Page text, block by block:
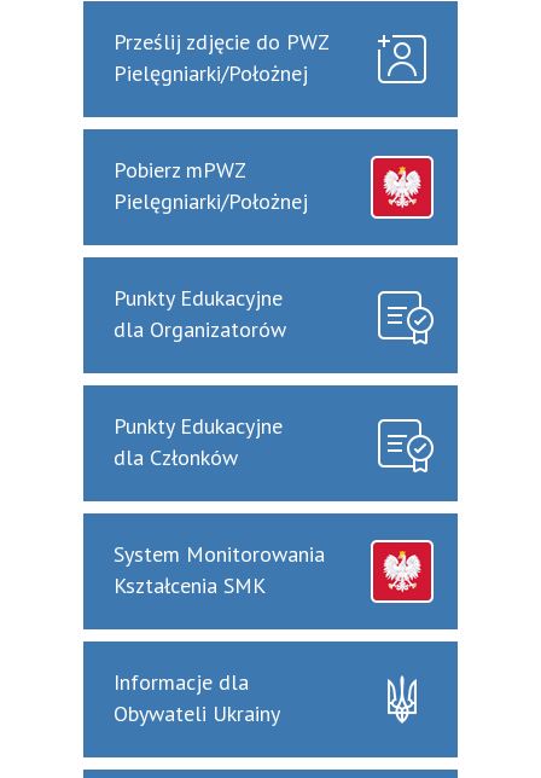
Prześlij zdjęcie do PWZ
Pielęgniarki/Położnej
Pobierz mPWZ
Pielęgniarki/Położnej
Punkty Edukacyjne
dla Organizatorów
Punkty Edukacyjne
dla Członków
System Monitorowania
Kształcenia SMK
Informacje dla
Obywateli Ukrainy